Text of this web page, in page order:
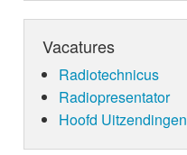
Vacatures
Radiotechnicus
Radiopresentator
Hoofd Uitzendingen